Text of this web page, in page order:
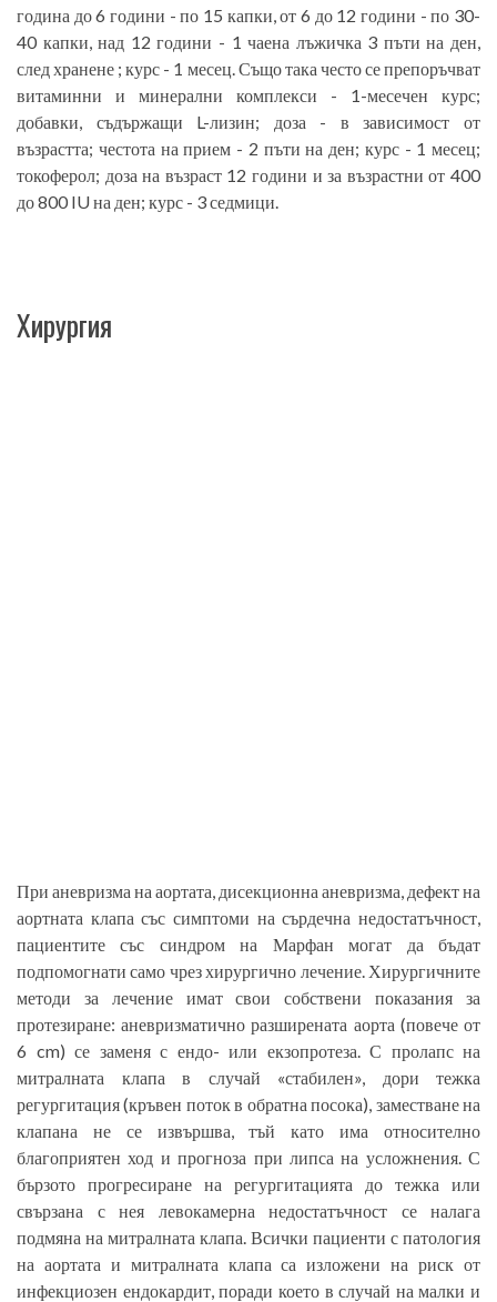
година до 6 години - по 15 капки, от 6 до 12 години - по 30-
40 капки, над 12 години - 1 чаена лъжичка 3 пъти на ден,
след хранене ; курс - 1 месец. Също така често се препоръчват
витаминни и минерални комплекси - 1-месечен курс;
добавки, съдържащи L-лизин; доза - в зависимост от
възрастта; честота на прием - 2 пъти на ден; курс - 1 месец;
токоферол; доза на възраст 12 години и за възрастни от 400
до 800 IU на ден; курс - 3 седмици.
Хирургия
При аневризма на аортата, дисекционна аневризма, дефект на
аортната клапа със симптоми на сърдечна недостатъчност,
пациентите със синдром на Марфан могат да бъдат
подпомогнати само чрез хирургично лечение. Хирургичните
методи за лечение имат свои собствени показания за
протезиране: аневризматично разширената аорта (повече от
6 cm) се заменя с ендо- или екзопротеза. С пролапс на
митралната клапа в случай «стабилен», дори тежка
регургитация (кръвен поток в обратна посока), заместване на
клапана не се извършва, тъй като има относително
благоприятен ход и прогноза при липса на усложнения. С
бързото прогресиране на регургитацията до тежка или
свързана с нея левокамерна недостатъчност се налага
подмяна на митралната клапа. Всички пациенти с патология
на аортата и митралната клапа са изложени на риск от
инфекциозен ендокардит, поради което в случай на малки и